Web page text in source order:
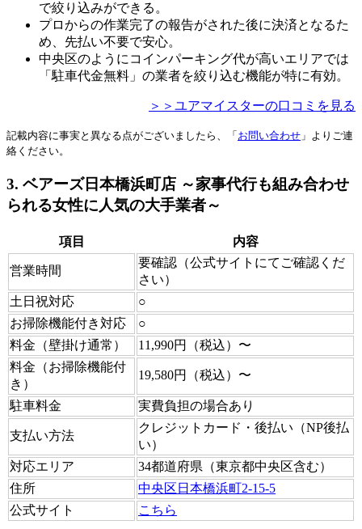
で絞り込みができる。
プロからの作業完了の報告がされた後に決済となるた
め、先払い不要で安心。
中央区のようにコインパーキング代が高いエリアでは
「駐車代金無料」の業者を絞り込む機能が特に有効。
＞＞ユアマイスターの口コミを見る
記載内容に事実と異なる点がございましたら、「 お問い合わせ 」よりご連
絡ください。
3. ベアーズ日本橋浜町店 ～家事代行も組み合わせ
られる女性に人気の大手業者～
項目 内容
営業時間
要確認（公式サイトにてご確認くだ
さい）
土日祝対応
○
お掃除機能付き対応
○
料金（壁掛け通常）
11,990円（税込）〜
料金（お掃除機能付
き）
19,580円（税込）〜
駐車料金 実費負担の場合あり
支払い方法
クレジットカード・後払い（NP後払
い）
対応エリア
34都道府県（東京都中央区含む）
住所
中央区日本橋浜町2-15-5
公式サイト
こちら